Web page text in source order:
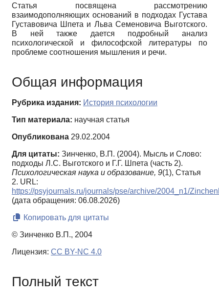
Статья посвящена рассмотрению
взаимодополняющих оснований в подходах Густава
Густавовича Шпета и Льва Семеновича Выготского.
В ней также дается подробный анализ
психологической и философской литературы по
проблеме соотношения мышления и речи.
Общая информация
Рубрика издания: История психологии
Тип материала: научная статья
Опубликована 29.02.2004
Для цитаты: Зинченко, В.П. (2004). Мысль и Слово:
подходы Л.С. Выготского и Г.Г. Шпета (часть 2).
Психологическая наука и образование, 9(1), Статья
2. URL:
https://psyjournals.ru/journals/pse/archive/2004_n1/
(дата обращения: 06.08.2026)
Копировать для цитаты
© Зинченко В.П., 2004
Лицензия: CC BY-NC 4.0
Полный текст